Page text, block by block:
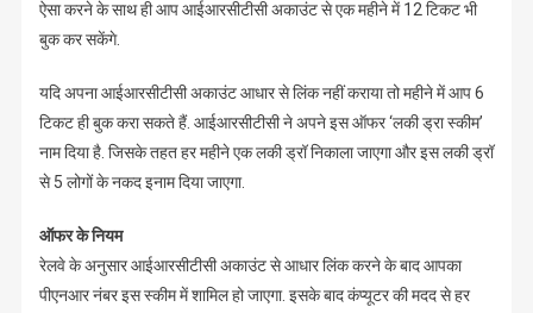
ऐसा करने के साथ ही आप आईआरसीटीसी अकाउंट से एक महीने में 12 टिकट भी
बुक कर सकेंगे.
यदि अपना आईआरसीटीसी अकाउंट आधार से लिंक नहीं कराया तो महीने में आप 6
टिकट ही बुक करा सकते हैं. आईआरसीटीसी ने अपने इस ऑफर ‘लकी ड्रा स्कीम’
नाम दिया है. जिसके तहत हर महीने एक लकी ड्रॉ निकाला जाएगा और इस लकी ड्रॉ
से 5 लोगों के नकद इनाम दिया जाएगा.
ऑफर के नियम
रेलवे के अनुसार आईआरसीटीसी अकाउंट से आधार लिंक करने के बाद आपका
पीएनआर नंबर इस स्कीम में शामिल हो जाएगा. इसके बाद कंप्यूटर की मदद से हर